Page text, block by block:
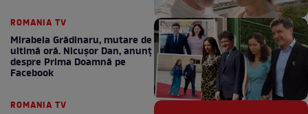
ROMANIA TV
Mirabela Grădinaru, mutare de
ultimă oră. Nicuşor Dan, anunţ
despre Prima Doamnă pe
Facebook
ROMANIA TV